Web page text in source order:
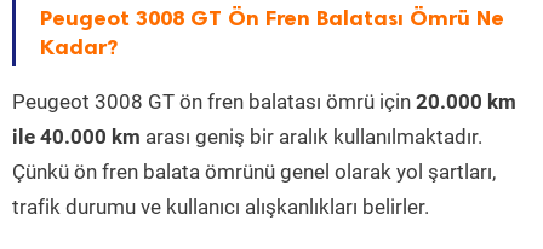
Peugeot 3008 GT Ön Fren Balatası Ömrü Ne
Kadar?
Peugeot 3008 GT ön fren balatası ömrü için 20.000 km
ile 40.000 km arası geniş bir aralık kullanılmaktadır.
Çünkü ön fren balata ömrünü genel olarak yol şartları,
trafik durumu ve kullanıcı alışkanlıkları belirler.